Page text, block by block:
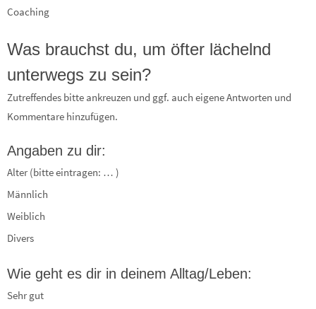
Coaching
Was brauchst du, um öfter lächelnd
unterwegs zu sein?
Zutreffendes bitte ankreuzen und ggf. auch eigene Antworten und
Kommentare hinzufügen.
Angaben zu dir:
Alter (bitte eintragen: … )
Männlich
Weiblich
Divers
Wie geht es dir in deinem Alltag/Leben:
Sehr gut